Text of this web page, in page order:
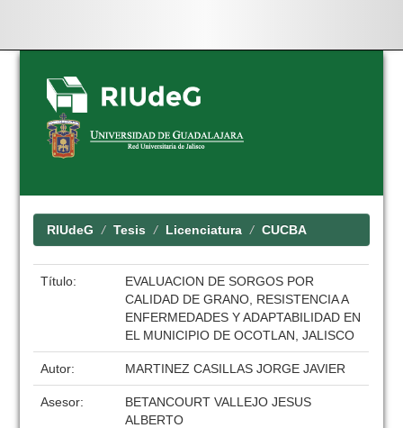
Skip
navigation
RIUdeG Tesis Licenciatura CUCBA
Título:
EVALUACION DE SORGOS POR
CALIDAD DE GRANO, RESISTENCIA A
ENFERMEDADES Y ADAPTABILIDAD EN
EL MUNICIPIO DE OCOTLAN, JALISCO
Autor: MARTINEZ CASILLAS JORGE JAVIER
Asesor:
BETANCOURT VALLEJO JESUS
ALBERTO